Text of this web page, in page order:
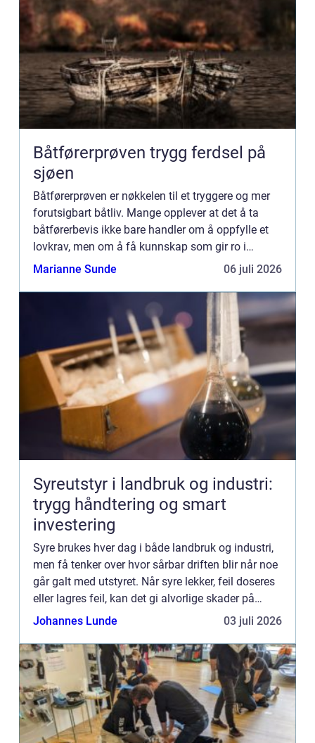
Båtførerprøven trygg ferdsel på
sjøen
Båtførerprøven er nøkkelen til et tryggere og mer
forutsigbart båtliv. Mange opplever at det å ta
båtførerbevis ikke bare handler om å oppfylle et
lovkrav, men om å få kunnskap som gir ro i
magen når sjøen blir urolig, sikten blir dårlig, eller
Marianne Sunde 06 juli 2026
Syreutstyr i landbruk og industri:
trygg håndtering og smart
investering
Syre brukes hver dag i både landbruk og industri,
men få tenker over hvor sårbar driften blir når noe
går galt med utstyret. Når syre lekker, feil doseres
eller lagres feil, kan det gi alvorlige skader på
mennesker, dyr, maskiner og miljø. Godt planl...
Johannes Lunde 03 juli 2026